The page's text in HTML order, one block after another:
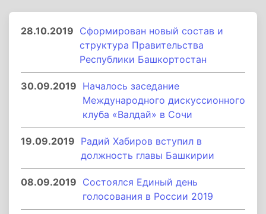
28.10.2019 Сформирован новый состав и
структура Правительства
Республики Башкортостан
30.09.2019 Началось заседание
Международного дискуссионного
клуба «Валдай» в Сочи
19.09.2019 Радий Хабиров вступил в
должность главы Башкирии
08.09.2019 Состоялся Единый день
голосования в России 2019